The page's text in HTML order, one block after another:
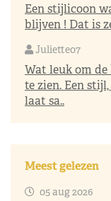
Een stijlicoon
blijven ! Dat is
Juliette07
Wat leuk om
te zien. Een
laat sa..
Meest gelezen
05 aug 2026